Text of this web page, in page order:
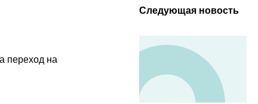
переход на
Следующая новость